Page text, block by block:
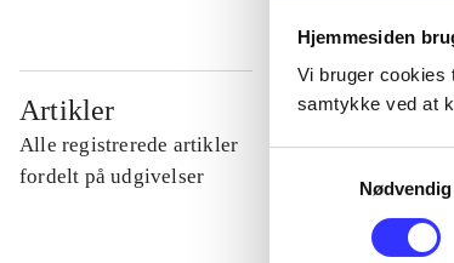
Hjemmesiden
Vi bruger cookies
samtykke ved at
Nødvendig
Artikler
Alle registrerede artikler
fordelt på udgivelser
...